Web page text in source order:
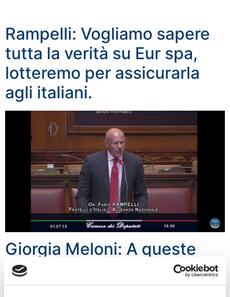
Rampelli: Vogliamo sapere
tutta la verità su Eur spa,
lotteremo per assicurarla
agli italiani.
Giorgia Meloni: A queste
condizioni, meglio uscire